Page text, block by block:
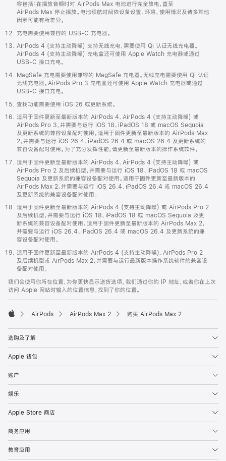
容包括：在播放音频时对 AirPods Max 电池进行完全放电，直至
AirPods Max 停止播放。电池续航时间依设备设置、环境、使用情况及诸多其他
因素可能有所差异。
充电需要使用兼容的 USB-C 充电器。
AirPods 4 (支持主动降噪) 支持无线充电，需要使用 Qi 认证无线充电器。
AirPods 4 (支持主动降噪) 充电盒还可使用 Apple Watch 充电器或通过
USB-C 接口充电。
MagSafe 充电需要使用兼容的 MagSafe 充电器。无线充电需要使用 Qi 认证
无线充电器。AirPods Pro 3 充电盒还可使用 Apple Watch 充电器或通过
USB-C 接口充电。
查找功能需要使用 iOS 26 或更新系统。
适用于固件更新至最新版本的 AirPods 4、AirPods 4 (支持主动降噪) 或
AirPods Pro 3，并需要与运行 iOS 18、iPadOS 18 或 macOS Sequoia
及更新系统的兼容设备配对使用。适用于固件更新至最新版本的 AirPods Max
2，并需要与运行 iOS 26.4、iPadOS 26.4 或 macOS 26.4 及更新系统的
兼容设备配对使用。为了充分发挥性能，请更新至最新版本的操作系统软件。
适用于固件更新至最新版本的 AirPods 4、AirPods 4 (支持主动降噪) 或
AirPods Pro 2 及后续机型，并需要与运行 iOS 18、iPadOS 18 或 macOS
Sequoia 及更新系统的兼容设备配对使用。适用于固件更新至最新版本的
AirPods Max 2，并需要与运行 iOS 26.4、iPadOS 26.4 或 macOS 26.4
及更新系统的兼容设备配对使用。
适用于固件更新至最新版本的 AirPods 4 (支持主动降噪) 或 AirPods Pro 2
及后续机型，并需要与运行 iOS 18、iPadOS 18 或 macOS Sequoia 及更
新系统的兼容设备配对使用。适用于固件更新至最新版本的 AirPods Max 2，
并需要与运行 iOS 26.4、iPadOS 26.4 或 macOS 26.4 及更新系统的兼
容设备配对使用。
适用于固件更新至最新版本的 AirPods 4 (支持主动降噪)、AirPods Pro 2
及后续机型或 AirPods Max 2，并需要与运行最新版本操作系统软件的兼容设
备配对使用。
我们会使用你所在位置，为你更快显示送货选项。我们通过你的 IP 地址，或者你在上次
访问 Apple 网站时输入的位置信息，找到了你的位置。
AirPods AirPods Max 2 购买 AirPods Max 2
选购及了解
Apple 钱包
账户
娱乐
Apple Store 商店
商务应用
教育应用